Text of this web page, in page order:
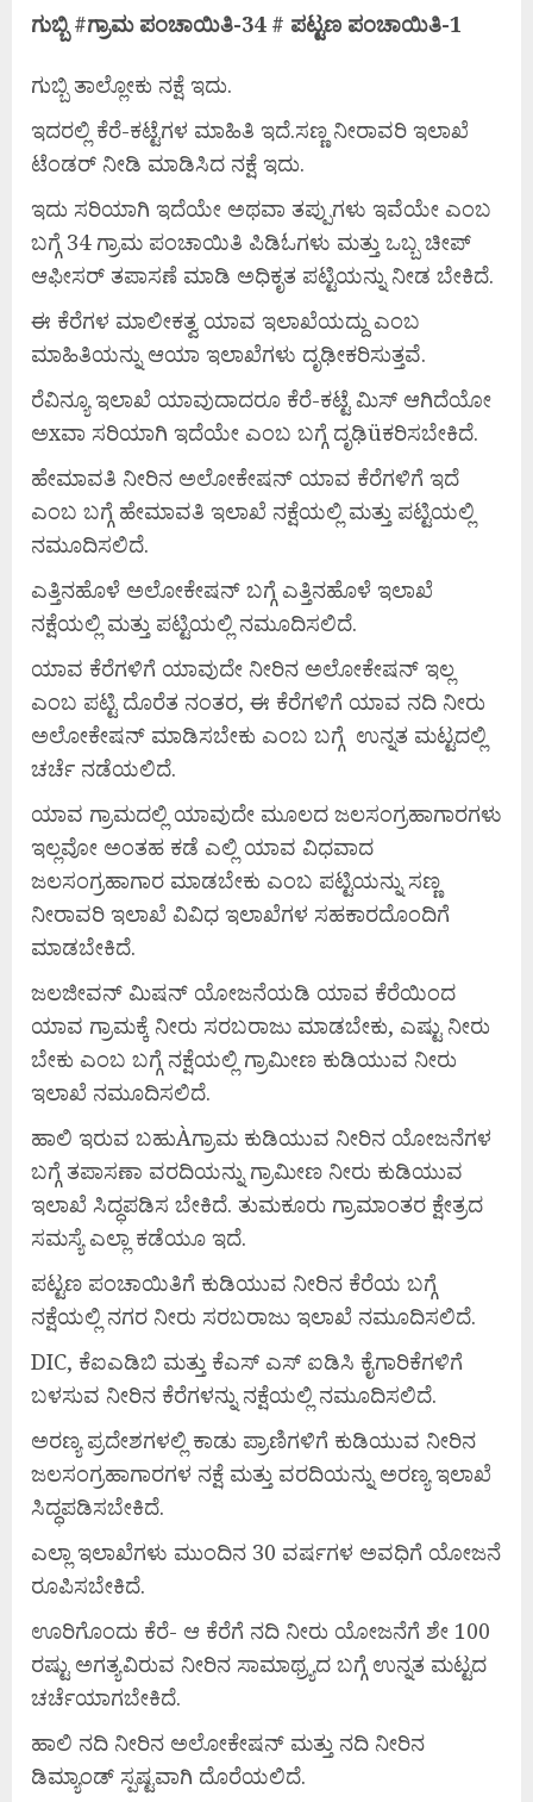
ಗುಬ್ಬಿ #ಗ್ರಾಮ ಪಂಚಾಯಿತಿ-34 # ಪಟ್ಟಣ ಪಂಚಾಯಿತಿ-1
ಗುಬ್ಬಿ ತಾಲ್ಲೋಕು ನಕ್ಷೆ ಇದು.
ಇದರಲ್ಲಿ ಕೆರೆ-ಕಟ್ಟೆಗಳ ಮಾಹಿತಿ ಇದೆ.ಸಣ್ಣ ನೀರಾವರಿ ಇಲಾಖೆ
ಟೆಂಡರ್ ನೀಡಿ ಮಾಡಿಸಿದ ನಕ್ಷೆ ಇದು.
ಇದು ಸರಿಯಾಗಿ ಇದೆಯೇ ಅಥವಾ ತಪ್ಪುಗಳು ಇವೆಯೇ ಎಂಬ
ಬಗ್ಗೆ 34 ಗ್ರಾಮ ಪಂಚಾಯಿತಿ ಪಿಡಿಓಗಳು ಮತ್ತು ಒಬ್ಬ ಚೀಪ್
ಆಫೀಸರ್ ತಪಾಸಣೆ ಮಾಡಿ ಅಧಿಕೃತ ಪಟ್ಟಿಯನ್ನು ನೀಡ ಬೇಕಿದೆ.
ಈ ಕೆರೆಗಳ ಮಾಲೀಕತ್ವ ಯಾವ ಇಲಾಖೆಯದ್ದು ಎಂಬ
ಮಾಹಿತಿಯನ್ನು ಆಯಾ ಇಲಾಖೆಗಳು ದೃಢೀಕರಿಸುತ್ತವೆ.
ರೆವಿನ್ಯೂ ಇಲಾಖೆ ಯಾವುದಾದರೂ ಕೆರೆ-ಕಟ್ಟೆ ಮಿಸ್ ಆಗಿದೆಯೋ
ಅxವಾ ಸರಿಯಾಗಿ ಇದೆಯೇ ಎಂಬ ಬಗ್ಗೆ ದೃಢಿüಕರಿಸಬೇಕಿದೆ.
ಹೇಮಾವತಿ ನೀರಿನ ಅಲೋಕೇಷನ್ ಯಾವ ಕೆರೆಗಳಿಗೆ ಇದೆ
ಎಂಬ ಬಗ್ಗೆ ಹೇಮಾವತಿ ಇಲಾಖೆ ನಕ್ಷೆಯಲ್ಲಿ ಮತ್ತು ಪಟ್ಟಿಯಲ್ಲಿ
ನಮೂದಿಸಲಿದೆ.
ಎತ್ತಿನಹೊಳೆ ಅಲೋಕೇಷನ್ ಬಗ್ಗೆ ಎತ್ತಿನಹೊಳೆ ಇಲಾಖೆ
ನಕ್ಷೆಯಲ್ಲಿ ಮತ್ತು ಪಟ್ಟಿಯಲ್ಲಿ ನಮೂದಿಸಲಿದೆ.
ಯಾವ ಕೆರೆಗಳಿಗೆ ಯಾವುದೇ ನೀರಿನ ಅಲೋಕೇಷನ್ ಇಲ್ಲ
ಎಂಬ ಪಟ್ಟಿ ದೊರೆತ ನಂತರ, ಈ ಕೆರೆಗಳಿಗೆ ಯಾವ ನದಿ ನೀರು
ಅಲೋಕೇಷನ್ ಮಾಡಿಸಬೇಕು ಎಂಬ ಬಗ್ಗೆ ಉನ್ನತ ಮಟ್ಟದಲ್ಲಿ
ಚರ್ಚೆ ನಡೆಯಲಿದೆ.
ಯಾವ ಗ್ರಾಮದಲ್ಲಿ ಯಾವುದೇ ಮೂಲದ ಜಲಸಂಗ್ರಹಾಗಾರಗಳು
ಇಲ್ಲವೋ ಅಂತಹ ಕಡೆ ಎಲ್ಲಿ ಯಾವ ವಿಧವಾದ
ಜಲಸಂಗ್ರಹಾಗಾರ ಮಾಡಬೇಕು ಎಂಬ ಪಟ್ಟಿಯನ್ನು ಸಣ್ಣ
ನೀರಾವರಿ ಇಲಾಖೆ ವಿವಿಧ ಇಲಾಖೆಗಳ ಸಹಕಾರದೊಂದಿಗೆ
ಮಾಡಬೇಕಿದೆ.
ಜಲಜೀವನ್ ಮಿಷನ್ ಯೋಜನೆಯಡಿ ಯಾವ ಕೆರೆಯಿಂದ
ಯಾವ ಗ್ರಾಮಕ್ಕೆ ನೀರು ಸರಬರಾಜು ಮಾಡಬೇಕು, ಎಷ್ಟು ನೀರು
ಬೇಕು ಎಂಬ ಬಗ್ಗೆ ನಕ್ಷೆಯಲ್ಲಿ ಗ್ರಾಮೀಣ ಕುಡಿಯುವ ನೀರು
ಇಲಾಖೆ ನಮೂದಿಸಲಿದೆ.
ಹಾಲಿ ಇರುವ ಬಹುÀಗ್ರಾಮ ಕುಡಿಯುವ ನೀರಿನ ಯೋಜನೆಗಳ
ಬಗ್ಗೆ ತಪಾಸಣಾ ವರದಿಯನ್ನು ಗ್ರಾಮೀಣ ನೀರು ಕುಡಿಯುವ
ಇಲಾಖೆ ಸಿದ್ಧಪಡಿಸ ಬೇಕಿದೆ. ತುಮಕೂರು ಗ್ರಾಮಾಂತರ ಕ್ಷೇತ್ರದ
ಸಮಸ್ಯೆ ಎಲ್ಲಾ ಕಡೆಯೂ ಇದೆ.
ಪಟ್ಟಣ ಪಂಚಾಯಿತಿಗೆ ಕುಡಿಯುವ ನೀರಿನ ಕೆರೆಯ ಬಗ್ಗೆ
ನಕ್ಷೆಯಲ್ಲಿ ನಗರ ನೀರು ಸರಬರಾಜು ಇಲಾಖೆ ನಮೂದಿಸಲಿದೆ.
DIC, ಕೆಐಎಡಿಬಿ ಮತ್ತು ಕೆಎಸ್ ಎಸ್ ಐಡಿಸಿ ಕೈಗಾರಿಕೆಗಳಿಗೆ
ಬಳಸುವ ನೀರಿನ ಕೆರೆಗಳನ್ನು ನಕ್ಷೆಯಲ್ಲಿ ನಮೂದಿಸಲಿದೆ.
ಅರಣ್ಯ ಪ್ರದೇಶಗಳಲ್ಲಿ ಕಾಡು ಪ್ರಾಣಿಗಳಿಗೆ ಕುಡಿಯುವ ನೀರಿನ
ಜಲಸಂಗ್ರಹಾಗಾರಗಳ ನಕ್ಷೆ ಮತ್ತು ವರದಿಯನ್ನು ಅರಣ್ಯ ಇಲಾಖೆ
ಸಿದ್ಧಪಡಿಸಬೇಕಿದೆ.
ಎಲ್ಲಾ ಇಲಾಖೆಗಳು ಮುಂದಿನ 30 ವರ್ಷಗಳ ಅವಧಿಗೆ ಯೋಜನೆ
ರೂಪಿಸಬೇಕಿದೆ.
ಊರಿಗೊಂದು ಕೆರೆ- ಆ ಕೆರೆಗೆ ನದಿ ನೀರು ಯೋಜನೆಗೆ ಶೇ 100
ರಷ್ಟು ಅಗತ್ಯವಿರುವ ನೀರಿನ ಸಾಮಾಥ್ರ್ಯದ ಬಗ್ಗೆ ಉನ್ನತ ಮಟ್ಟದ
ಚರ್ಚೆಯಾಗಬೇಕಿದೆ.
ಹಾಲಿ ನದಿ ನೀರಿನ ಅಲೋಕೇಷನ್ ಮತ್ತು ನದಿ ನೀರಿನ
ಡಿಮ್ಯಾಂಡ್ ಸ್ಪಷ್ಟವಾಗಿ ದೊರೆಯಲಿದೆ.